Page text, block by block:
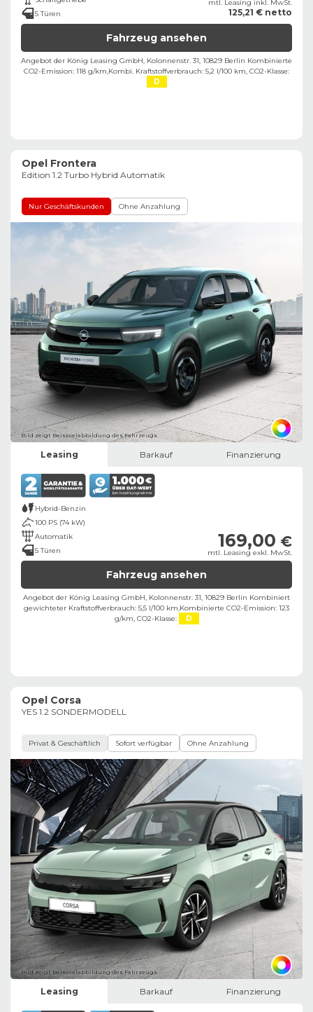
5 Türen
mtl. Leasing inkl. MwSt.
125,21 € netto
Fahrzeug ansehen
Angebot der König Leasing GmbH, Kolonnenstr. 31, 10829 Berlin ​ Kombinierte
CO2-Emission: 118 g/km,Kombi. Kraftstoffverbrauch: 5,2 l/100 km, CO2-Klasse:
D
Opel Frontera
Edition 1.2 Turbo Hybrid Automatik
Nur Geschäftskunden Ohne Anzahlung
Bild zeigt Beispielabbildung des Fahrzeugs
Leasing Barkauf Finanzierung
Hybrid-Benzin
100 PS (74 kW)
Automatik
5 Türen
169,00 €
mtl. Leasing exkl. MwSt.
Fahrzeug ansehen
Angebot der König Leasing GmbH, Kolonnenstr. 31, 10829 Berlin ​ Kombiniert
gewichteter Kraftstoffverbrauch: 5,5 l/100 km,Kombinierte CO2-Emission: 123
g/km, CO2-Klasse: D
Opel Corsa
YES 1.2 SONDERMODELL
Privat & Geschäftlich Sofort verfügbar Ohne Anzahlung
Bild zeigt Beispielabbildung des Fahrzeugs
Leasing Barkauf Finanzierung